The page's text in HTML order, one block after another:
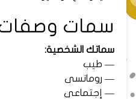
سمات
سماتك الشخصية:
— طيب
— رومانسى
— إجتماعى